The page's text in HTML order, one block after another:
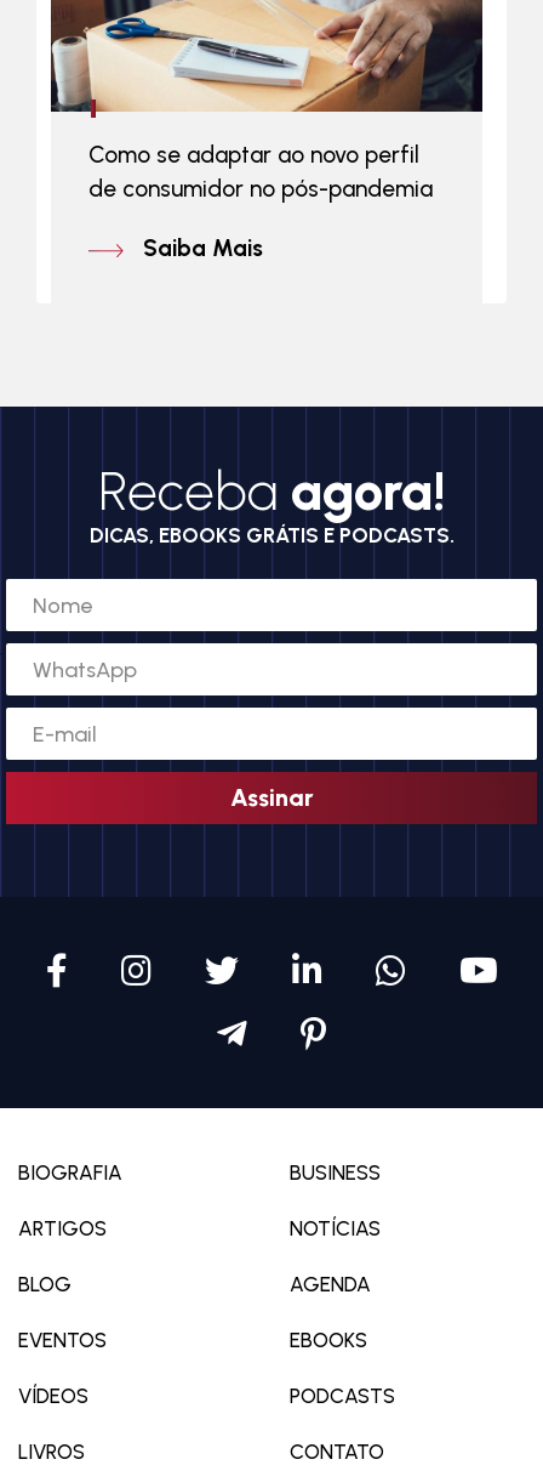
Como se adaptar ao novo perfil
de consumidor no pós-pandemia
Saiba Mais
Receba agora!
DICAS, EBOOKS GRÁTIS E PODCASTS.
Assinar
BIOGRAFIA BUSINESS
ARTIGOS NOTÍCIAS
BLOG AGENDA
EVENTOS EBOOKS
VÍDEOS PODCASTS
LIVROS CONTATO